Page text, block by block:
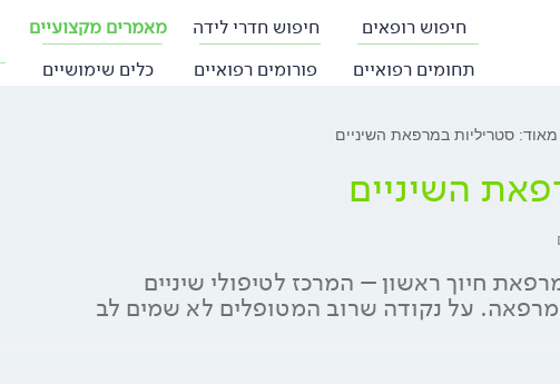
חיפוש רופאים חיפוש חדרי לידה מאמרים מקצועיים
תחומים רפואיים
פורומים רפואיים כלים שימושיים
סטריליות במרפאת השיניים
השיניים
חיוך ראשון – המרכז לטיפולי שיניים
על נקודה שרוב המטופלים לא שמים לב